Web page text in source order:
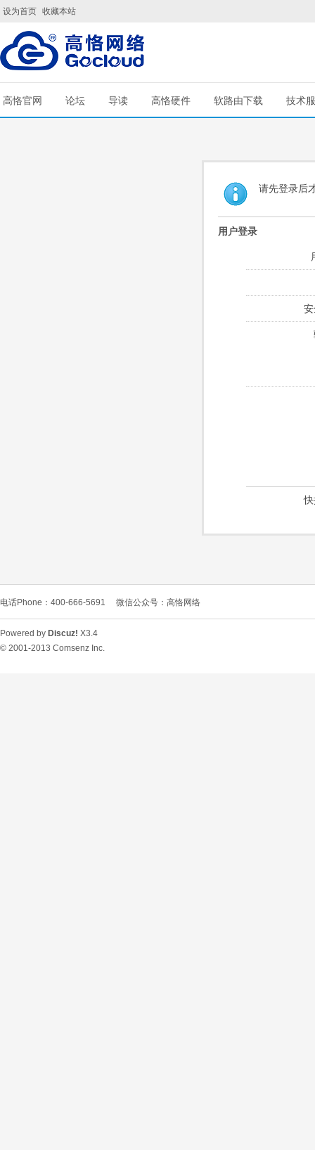
设为首页 收藏本站
高恪官网 论坛 导读 高恪硬件 软路由下载 技术
请先登录后
用户登录
电话Phone：400-666-5691 微信公众号：高恪网络
Powered by Discuz! X3.4
© 2001-2013 Comsenz Inc.